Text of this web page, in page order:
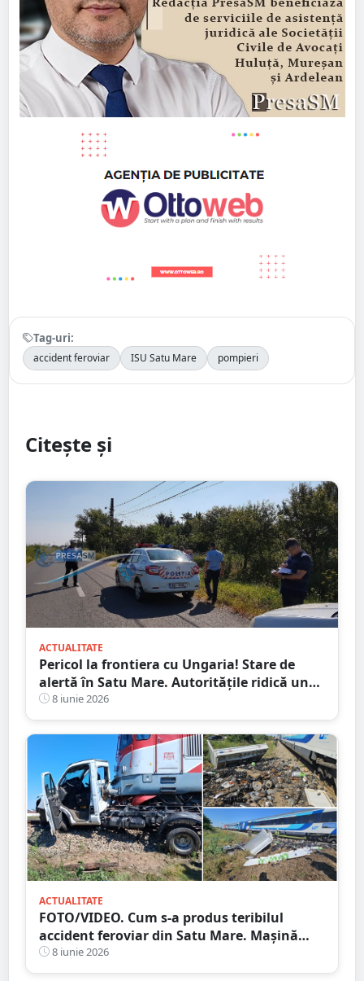
Tag-uri:
accident feroviar ISU Satu Mare pompieri
Citește și
ACTUALITATE
Pericol la frontiera cu Ungaria! Stare de
alertă în Satu Mare. Autoritățile ridică un
„zid biologic”, măsuri severe au fost luate
8 iunie 2026
ACTUALITATE
FOTO/VIDEO. Cum s-a produs teribilul
accident feroviar din Satu Mare. Mașină
spulberată, șoferul a sărit din mașină
8 iunie 2026